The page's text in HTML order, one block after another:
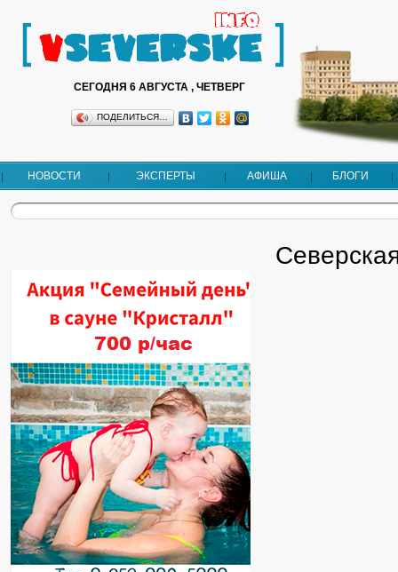
СЕГОДНЯ 6 АВГУСТА , ЧЕТВЕРГ
ПОДЕЛИТЬСЯ…
НОВОСТИ ЭКСПЕРТЫ АФИША БЛОГИ